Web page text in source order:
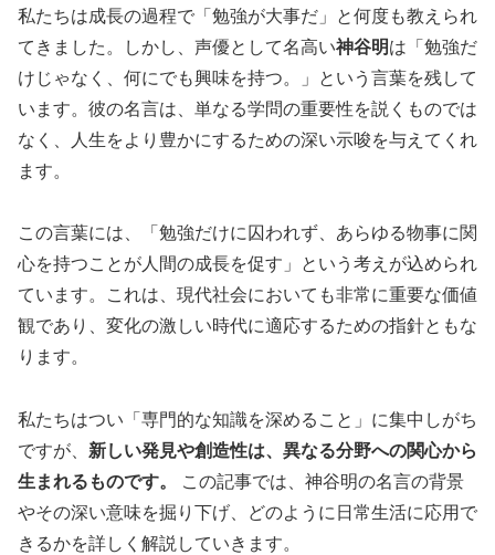
私たちは成長の過程で「勉強が大事だ」と何度も教えられ
てきました。しかし、声優として名高い神谷明は「勉強だ
けじゃなく、何にでも興味を持つ。」という言葉を残して
います。彼の名言は、単なる学問の重要性を説くものでは
なく、人生をより豊かにするための深い示唆を与えてくれ
ます。
この言葉には、「勉強だけに囚われず、あらゆる物事に関
心を持つことが人間の成長を促す」という考えが込められ
ています。これは、現代社会においても非常に重要な価値
観であり、変化の激しい時代に適応するための指針ともな
ります。
私たちはつい「専門的な知識を深めること」に集中しがち
ですが、 新しい発見や創造性は、異なる分野への関心から
生まれるものです。
この記事では、神谷明の名言の背景
やその深い意味を掘り下げ、どのように日常生活に応用で
きるかを詳しく解説していきます。